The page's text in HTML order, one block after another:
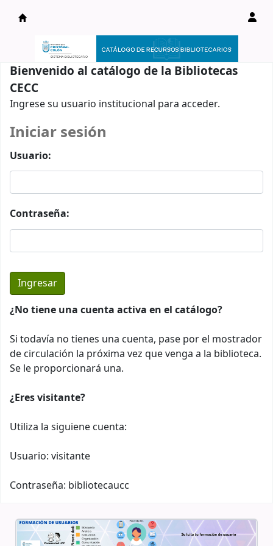
Catálogo en línea
Bienvenido al catálogo de la Bibliotecas
CECC
Ingrese su usuario institucional para acceder.
Iniciar sesión
Usuario:
Contraseña:
¿No tiene una cuenta activa en el catálogo?
Si todavía no tienes una cuenta, pase por el mostrador
de circulación la próxima vez que venga a la biblioteca.
Se le proporcionará una.
¿Eres visitante?
Utiliza la siguiene cuenta:
Usuario: visitante
Contraseña: bibliotecaucc